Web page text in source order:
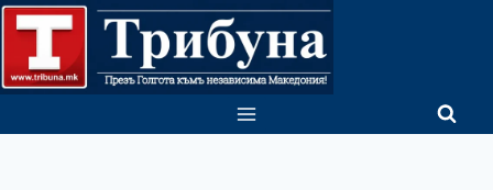
Skip
content